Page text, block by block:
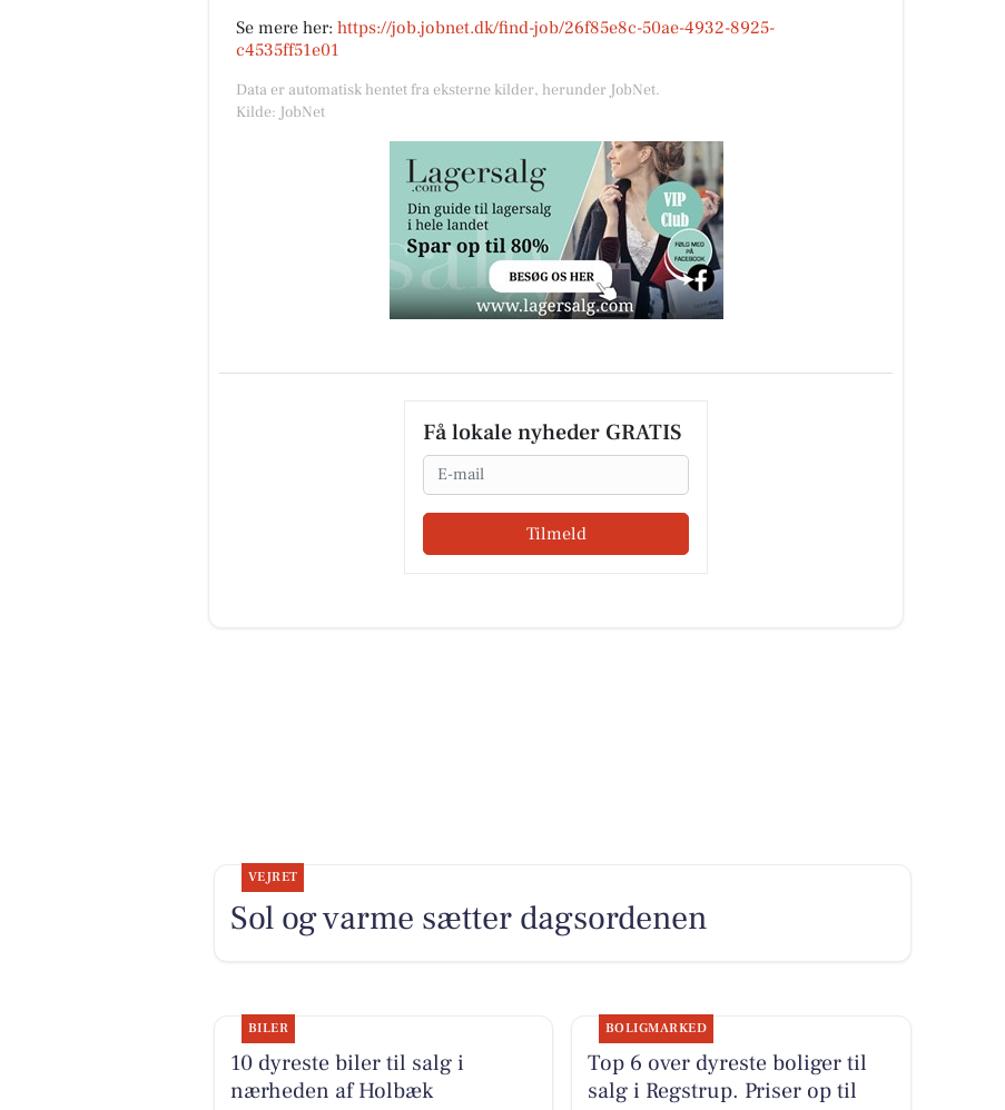
Se mere her: https://job.jobnet.dk/find-job/26f85e8c-50ae-4932-8925-
c4535ff51e01
Data er automatisk hentet fra eksterne kilder, herunder JobNet.
Kilde: JobNet
Få lokale nyheder GRATIS
Email
Tilmeld
VEJRET
Sol og varme sætter dagsordenen
BILER
10 dyreste biler til salg i
nærheden af Holbæk
BOLIGMARKED
Top 6 over dyreste boliger til
salg i Regstrup. Priser op til